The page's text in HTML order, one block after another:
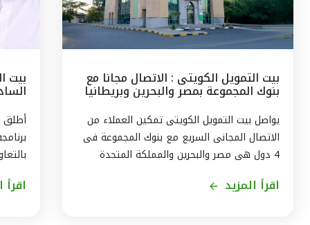
بيت التمويل الكويتى : الاتصال مجانا مع
بنوك المجموعة بمصر والبحرين وبريطانيا
وتركيا
يواصل بيت التمويل الكويتى تمكين العملاء من
الاتصال المجانى السريع مع بنوك المجموعة فى
4 دول هى مصر والبحرين والمملكة المتحدة
اقرأ المزيد
بيت
أطلق
اقرأ